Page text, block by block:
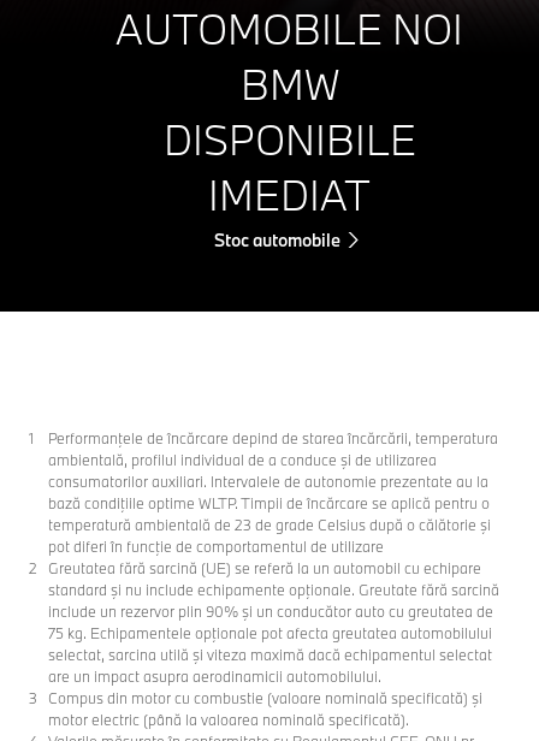
AUTOMOBILE NOI
BMW
DISPONIBILE
IMEDIAT
Stoc automobile
Performanţele de încărcare depind de starea încărcării, temperatura
ambientală, profilul individual de a conduce şi de utilizarea
consumatorilor auxiliari. Intervalele de autonomie prezentate au la
bază condiţiile optime WLTP. Timpii de încărcare se aplică pentru o
temperatură ambientală de 23 de grade Celsius după o călătorie şi
pot diferi în funcţie de comportamentul de utilizare
Greutatea fără sarcină (UE) se referă la un automobil cu echipare
standard şi nu include echipamente opţionale. Greutate fără sarcină
include un rezervor plin 90% şi un conducător auto cu greutatea de
75 kg. Echipamentele opţionale pot afecta greutatea automobilului
selectat, sarcina utilă şi viteza maximă dacă echipamentul selectat
are un impact asupra aerodinamicii automobilului.
Compus din motor cu combustie (valoare nominală specificată) şi
motor electric (până la valoarea nominală specificată).